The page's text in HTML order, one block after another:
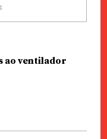
ao ventilador